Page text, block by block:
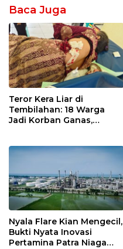
Baca Juga
Teror Kera Liar di
Tembilahan: 18 Warga
Jadi Korban Ganas,
Nyala Flare Kian Mengecil,
Bukti Nyata Inovasi
Pertamina Patra Niaga